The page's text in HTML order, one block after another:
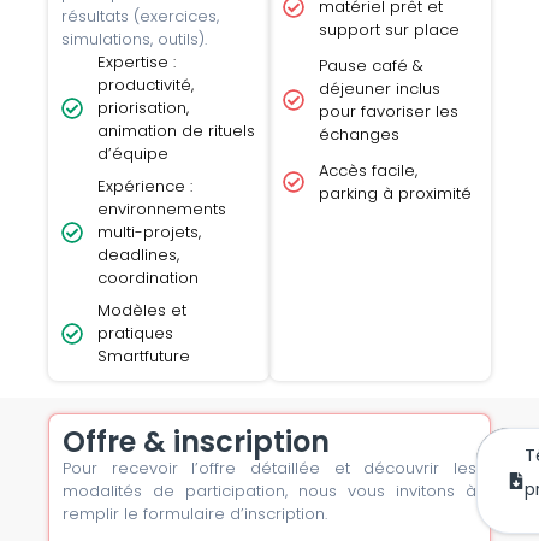
résultats (exercices,
simulations, outils).
Expertise :
productivité,
priorisation,
animation de rituels
d’équipe
Expérience :
environnements
multi-projets,
deadlines,
coordination
Modèles et
pratiques
Smartfuture
matériel prêt et
support sur place
Pause café &
déjeuner inclus
pour favoriser les
échanges
Accès facile,
parking à proximité
Offre & inscription
Pour recevoir l’offre détaillée et découvrir les
modalités de participation, nous vous invitons à
remplir le formulaire d’inscription.